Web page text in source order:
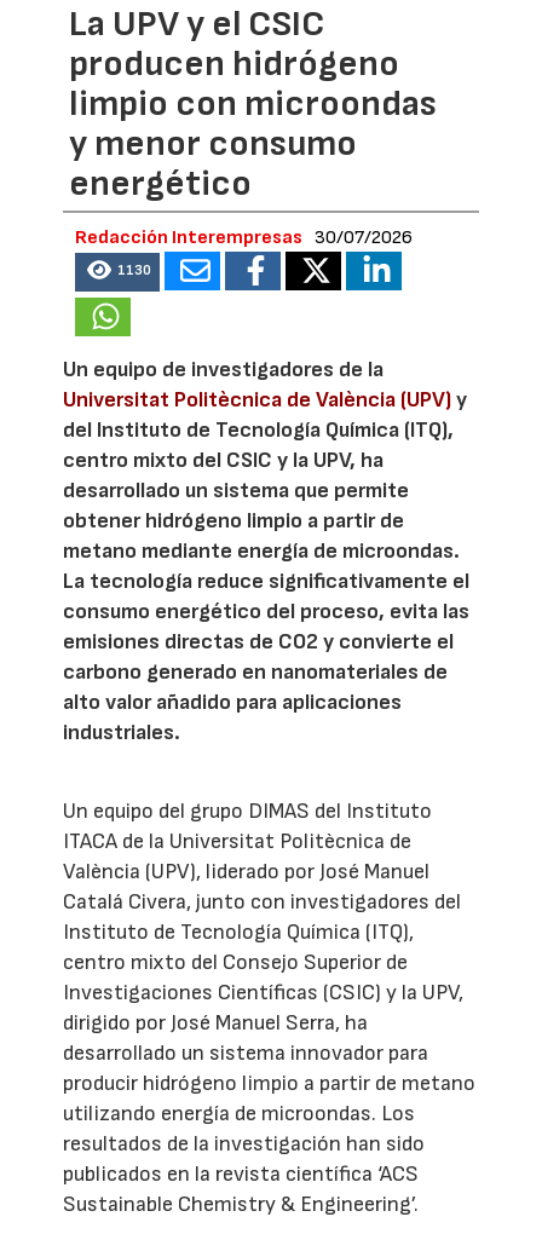
La UPV y el CSIC
producen hidrógeno
limpio con microondas
y menor consumo
energético
Redacción Interempresas 30/07/2026
1130
Un equipo de investigadores de la
Universitat Politècnica de València (UPV)y
del Instituto de Tecnología Química (ITQ),
centro mixto del CSIC y la UPV, ha
desarrollado un sistema que permite
obtener hidrógeno limpio a partir de
metano mediante energía de microondas.
La tecnología reduce significativamente el
consumo energético del proceso, evita las
emisiones directas de CO2 y convierte el
carbono generado en nanomateriales de
alto valor añadido para aplicaciones
industriales.
Un equipo del grupo DIMAS del Instituto
ITACA de la Universitat Politècnica de
València (UPV), liderado por José Manuel
Catalá Civera, junto con investigadores del
Instituto de Tecnología Química (ITQ),
centro mixto del Consejo Superior de
Investigaciones Científicas (CSIC) y la UPV,
dirigido por José Manuel Serra, ha
desarrollado un sistema innovador para
producir hidrógeno limpio a partir de metano
utilizando energía de microondas. Los
resultados de la investigación han sido
publicados en la revista científica ‘ACS
Sustainable Chemistry & Engineering’.